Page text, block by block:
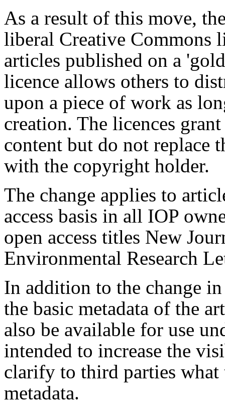
As a result of this move,
liberal Creative Commons
articles published on a
licence allows others to
upon a piece of work as
creation. The licences
content but do not replace
with the copyright holder.
The change applies to
access basis in all IOP
open access titles New
Environmental Research
In addition to the change
the basic metadata of the
also be available for use
intended to increase the
clarify to third parties what
metadata.